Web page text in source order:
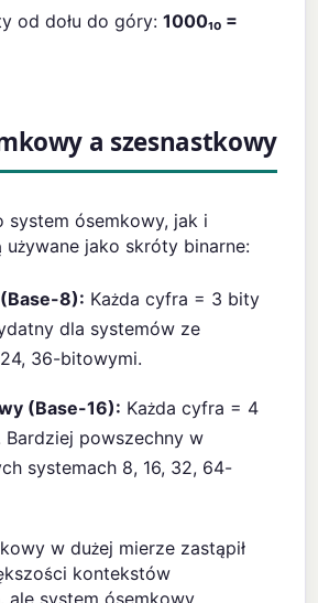
od dołu do góry:1000₁₀ =
a szesnastkowy
system ósemkowy, jak i
używane jako skróty binarne:
8): Każda cyfra = 3 bity
dla systemów ze
24, 36-bitowymi.
(Base-16): Każda cyfra = 4
Bardziej powszechny w
systemach 8, 16, 32, 64-
w dużej mierze zastąpił
kontekstów
ale system ósemkowy